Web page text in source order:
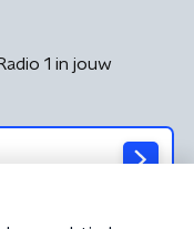
1 in jouw